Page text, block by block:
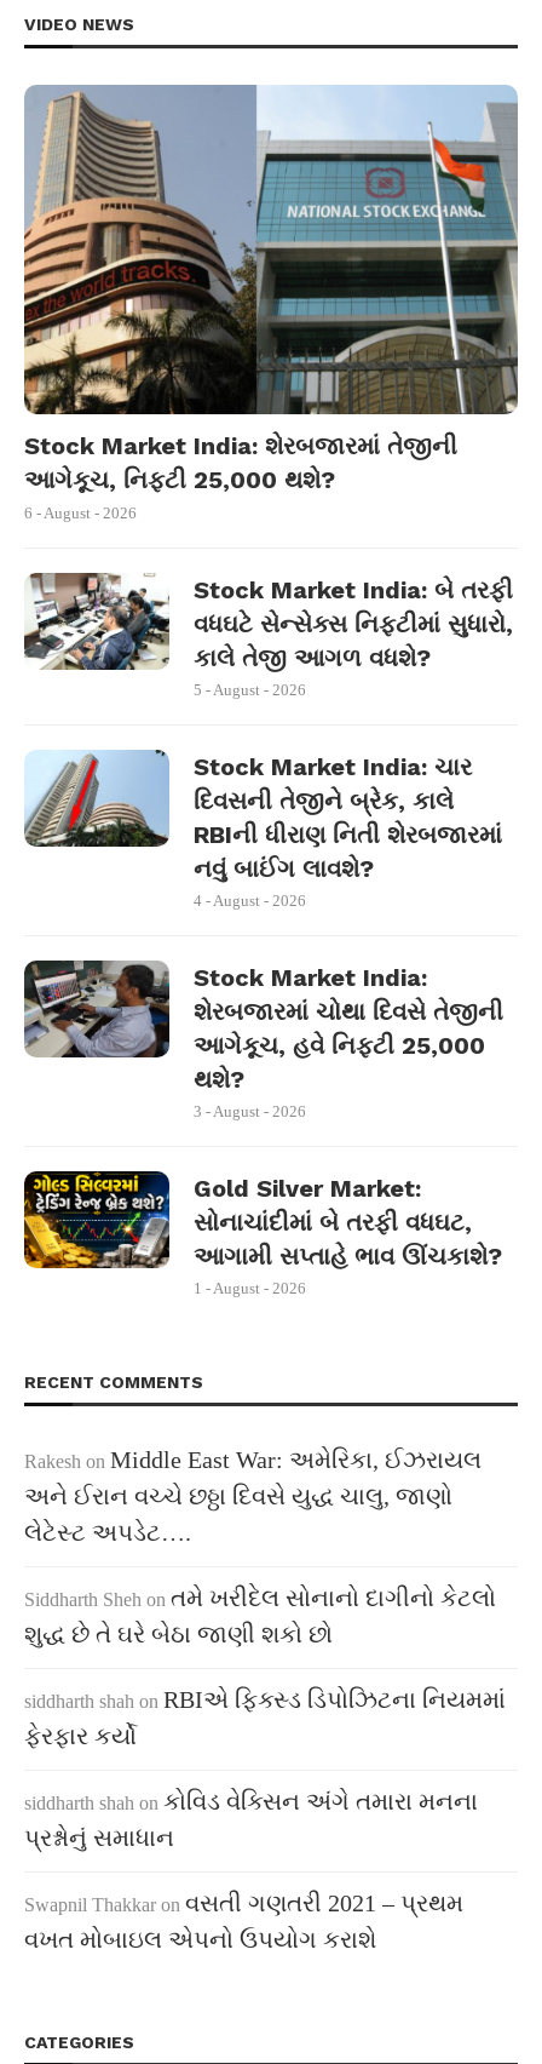
VIDEO NEWS
Stock Market India: શેરબજારમાં તેજીની
આગેકૂચ, નિફ્ટી 25,000 થશે?
6 - August - 2026
Stock Market India: બે તરફી
વધઘટે સેન્સેક્સ નિફ્ટીમાં સુધારો,
કાલે તેજી આગળ વધશે?
5 - August - 2026
Stock Market India: ચાર
દિવસની તેજીને બ્રેક, કાલે
RBIની ધીરાણ નિતી શેરબજારમાં
નવું બાઈંગ લાવશે?
4 - August - 2026
Stock Market India:
શેરબજારમાં ચોથા દિવસે તેજીની
આગેકૂચ, હવે નિફ્ટી 25,000
થશે?
3 - August - 2026
Gold Silver Market:
સોનાચાંદીમાં બે તરફી વધઘટ,
આગામી સપ્તાહે ભાવ ઊંચકાશે?
1 - August - 2026
RECENT COMMENTS
Rakesh on Middle East War: અમેરિકા, ઈઝરાયલ
અને ઈરાન વચ્ચે છઠ્ઠા દિવસે યુદ્ધ ચાલુ, જાણો
લેટેસ્ટ અપડેટ….
Siddharth Sheh on તમે ખરીદેલ સોનાનો દાગીનો કેટલો
શુદ્ધ છે તે ઘરે બેઠા જાણી શકો છો
siddharth shah on RBIએ ફિક્સ્ડ ડિપોઝિટના નિયમમાં
ફેરફાર કર્યો
siddharth shah on કોવિડ વેક્સિન અંગે તમારા મનના
પ્રશ્નોનું સમાધાન
Swapnil Thakkar on વસતી ગણતરી 2021 – પ્રથમ
વખત મોબાઇલ એપનો ઉપયોગ કરાશે
CATEGORIES